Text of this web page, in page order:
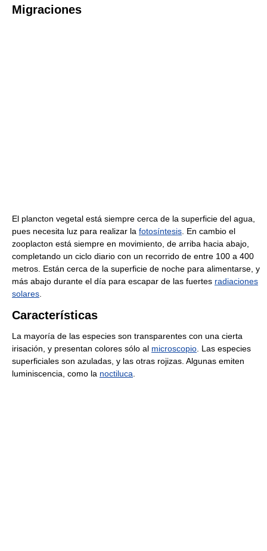
Migraciones
El plancton vegetal está siempre cerca de la superficie del agua,
pues necesita luz para realizar la fotosíntesis . En cambio el
zooplacton está siempre en movimiento, de arriba hacia abajo,
completando un ciclo diario con un recorrido de entre 100 a 400
metros. Están cerca de la superficie de noche para alimentarse, y
más abajo durante el día para escapar de las fuertes radiaciones
solares
Características
La mayoría de las especies son transparentes con una cierta
irisación, y presentan colores sólo al microscopio . Las especies
superficiales son azuladas, y las otras rojizas. Algunas emiten
luminiscencia, como la noctiluca